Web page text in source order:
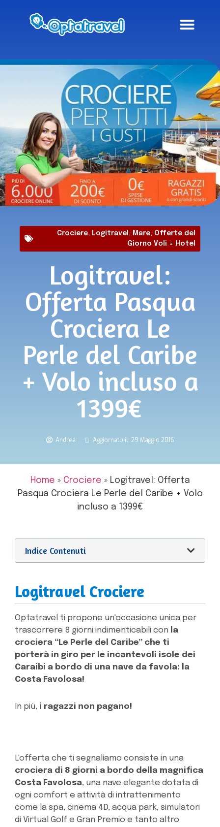
Crociere, Logitravel , Mare, Offerte del
Giorno Voli + Hotel
Logitravel:
Offerta Pasqua
Crociera Le
Perle del Caribe
+ Volo incluso a
1399€
Andrea Aggiornato il: 29 Maggio 2016
Home » Crociere » Logitravel: Offerta
Pasqua Crociera Le Perle del Caribe + Volo
incluso a 1399€
Indice Contenuti
Logitravel Crociere
Optatravel ti propone un'occasione unica per
trascorrere 8 giorni indimenticabili con
la
crociera “Le Perle del Caribe” che ti
porterà in giro per le incantevoli isole dei
Caraibi a bordo di una nave da favola: la
Costa Favolosa!
In più, i ragazzi non pagano!
L'offerta che ti segnaliamo consiste in una
crociera di 8 giorni a bordo della magnifica
Costa Favolosa, una nave elegante dotata di
ogni comfort e attività di intrattenimento
come la spa, cinema 4D, acqua park, simulatori
di Virtual Golf e Gran Premio e tanto altro